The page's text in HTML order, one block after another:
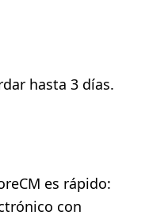
hasta 3 días.
es rápido:
con